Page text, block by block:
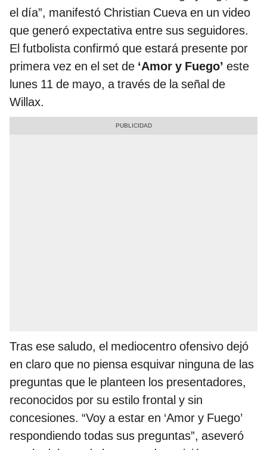
el día”, manifestó Christian Cueva en un video
que generó expectativa entre sus seguidores.
El futbolista confirmó que estará presente por
primera vez en el set de ‘Amor y Fuego’ este
lunes 11 de mayo, a través de la señal de
Willax.
Tras ese saludo, el mediocentro ofensivo dejó
en claro que no piensa esquivar ninguna de las
preguntas que le planteen los presentadores,
reconocidos por su estilo frontal y sin
concesiones. “Voy a estar en ‘Amor y Fuego’
respondiendo todas sus preguntas”, aseveró